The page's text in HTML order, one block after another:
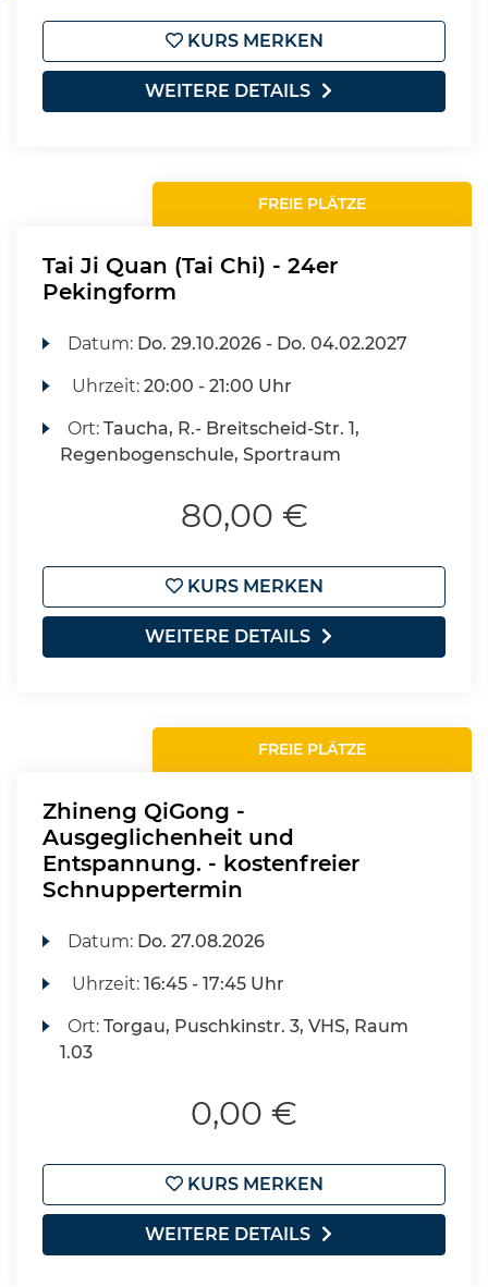
KURS MERKEN
WEITERE DETAILS
FREIE PLÄTZE
Tai Ji Quan (Tai Chi) - 24er
Pekingform
Datum: Do. 29.10.2026 - Do. 04.02.2027
Uhrzeit:20:00 - 21:00 Uhr
Ort:Taucha, R.- Breitscheid-Str. 1,
Regenbogenschule, Sportraum
80,00 €
KURS MERKEN
WEITERE DETAILS
FREIE PLÄTZE
Zhineng QiGong -
Ausgeglichenheit und
Entspannung. - kostenfreier
Schnuppertermin
Datum: Do. 27.08.2026
Uhrzeit:16:45 - 17:45 Uhr
Ort:Torgau, Puschkinstr. 3, VHS, Raum
1.03
0,00 €
KURS MERKEN
WEITERE DETAILS